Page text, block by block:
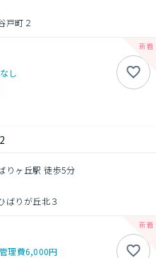
戸町２
なし
りヶ丘駅 徒歩5分
ばりが丘北３
管理費6,000円